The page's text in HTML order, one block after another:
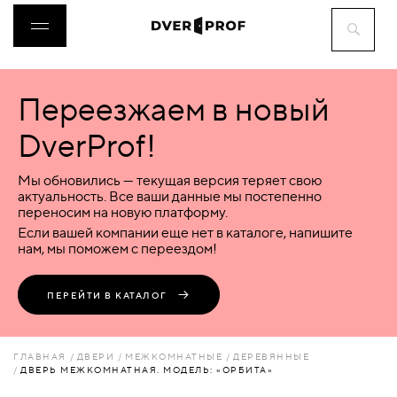
ДВЕРИ
ФУРНИТУРА
ВОРОТА
ПЕРЕГОРОДКИ
Переезжаем в новый
DverProf!
Мы обновились — текущая версия теряет свою
актуальность. Все ваши данные мы постепенно
переносим на новую платформу.
Если вашей компании еще нет в каталоге, напишите
нам, мы поможем с переездом!
ПЕРЕЙТИ В КАТАЛОГ
ГЛАВНАЯ ДВЕРИ МЕЖКОМНАТНЫЕ
ДЕРЕВЯННЫЕ
ДВЕРЬ МЕЖКОМНАТНАЯ. МОДЕЛЬ: «ОРБИТА»